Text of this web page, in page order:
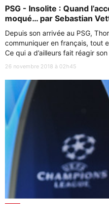
PSG - Insolite : Quand
moqué… par Sebastian
Depuis son arrivée au PSG,
communiquer en français, tout
Ce qui a d’ailleurs fait réagir
26 novembre 2018 à 02h45